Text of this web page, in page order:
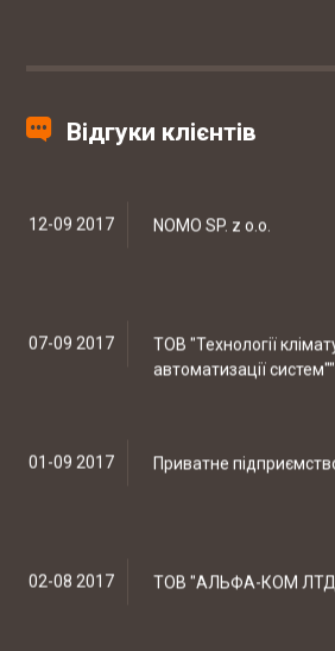
Відгуки клієнтів
12-09 2017 NOMO SP. z o.o.
07-09 2017
ТОВ "Технології
автоматизації систем""
01-09 2017 Приватне
02-08 2017 ТОВ "АЛЬФА-КОМ
законодавства можуть
позапланових податкових
судові змагання з медіа